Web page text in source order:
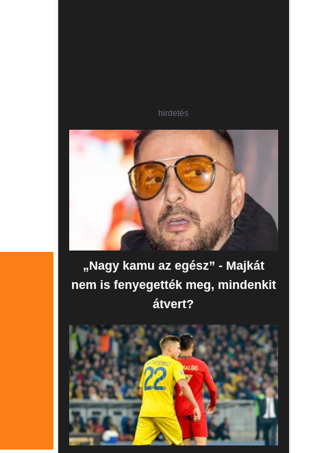
hirdetés
„Nagy kamu az egész” - Majkát
nem is fenyegették meg, mindenkit
átvert?